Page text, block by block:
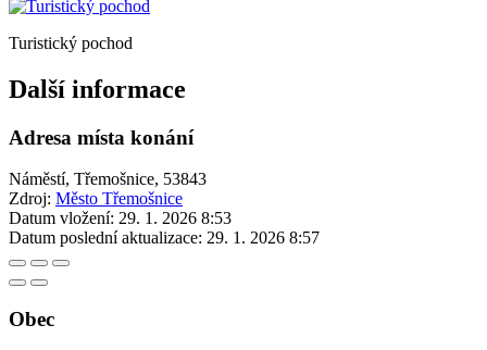
Turistický pochod
Další informace
Adresa místa konání
Náměstí, Třemošnice, 53843
Zdroj: Město Třemošnice
Datum vložení: 29. 1. 2026 8:53
Datum poslední aktualizace: 29. 1. 2026 8:57
Obec